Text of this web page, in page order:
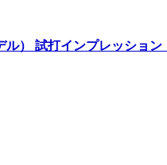
） 試打インプレッショ